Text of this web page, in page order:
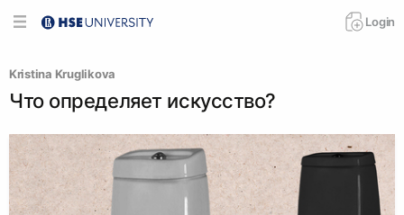
Login
Kristina Kruglikova
Что определяет искусство?